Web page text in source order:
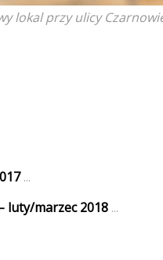
lokal przy ulicy
...
luty/marzec 2018 ...